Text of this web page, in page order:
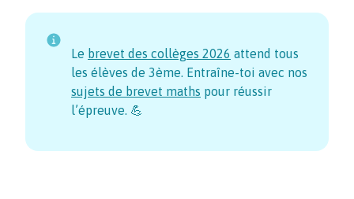
Le brevet des collèges 2026 attend tous
les élèves de 3ème. Entraîne-toi avec nos
sujets de brevet maths pour réussir
l’épreuve. 💪